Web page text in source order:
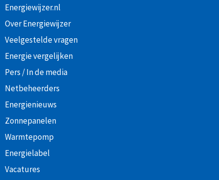
Energiewijzer.nl
Over Energiewijzer
Veelgestelde vragen
Energie vergelijken
Pers / In de media
Netbeheerders
Energienieuws
Zonnepanelen
Warmtepomp
Energielabel
Vacatures